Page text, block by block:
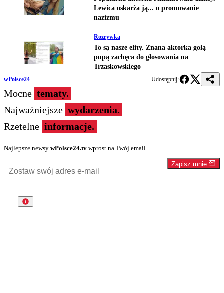
Lewica oskarża ją... o promowanie
nazizmu
Rozrywka
To są nasze elity. Znana aktorka gołą
pupą zachęca do głosowania na
Trzaskowskiego
wPolsce24 Udostępnij:
Mocne tematy.
Najważniejsze wydarzenia.
Rzetelne informacje.
Najlepsze newsy wPolsce24.tv wprost na Twój email
Zapisz mnie